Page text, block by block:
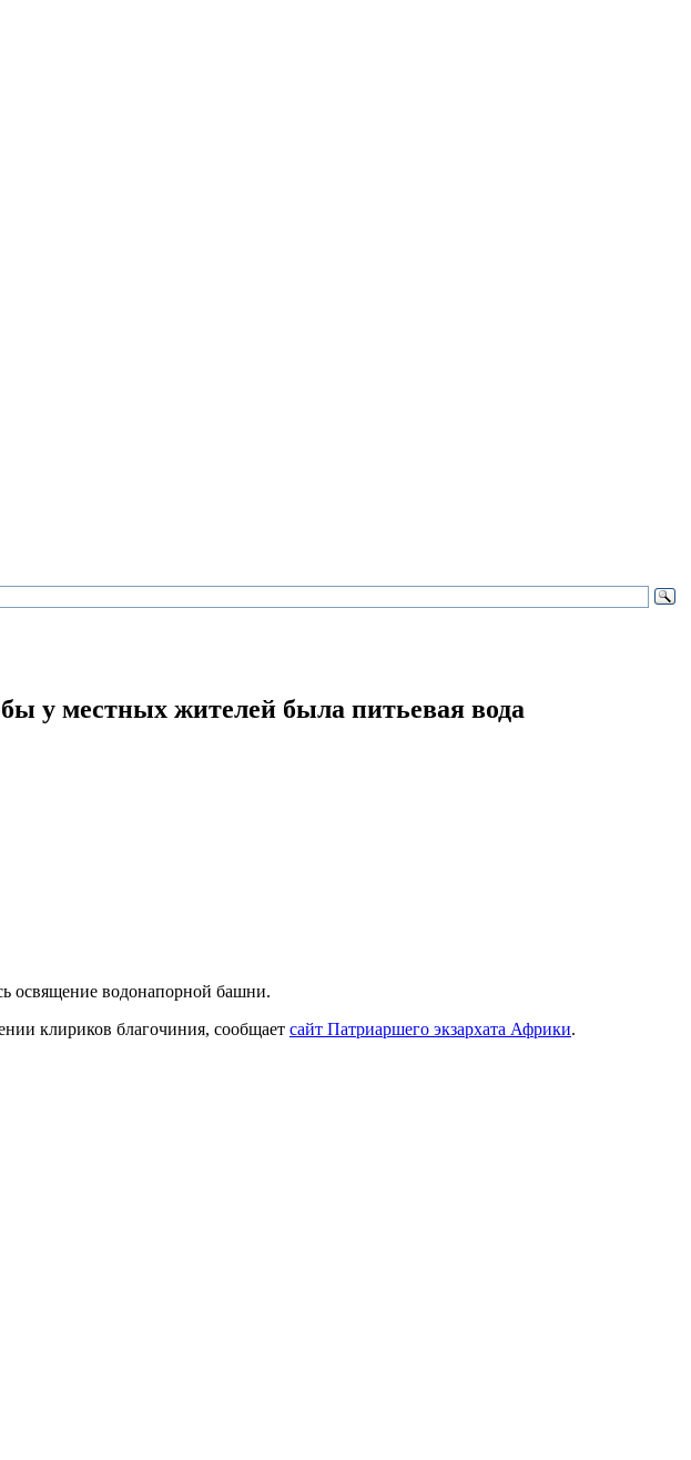
у местных жителей была питьевая вода
освящение водонапорной башни.
клириков благочиния, сообщает сайт Патриаршего экзархата Африки.